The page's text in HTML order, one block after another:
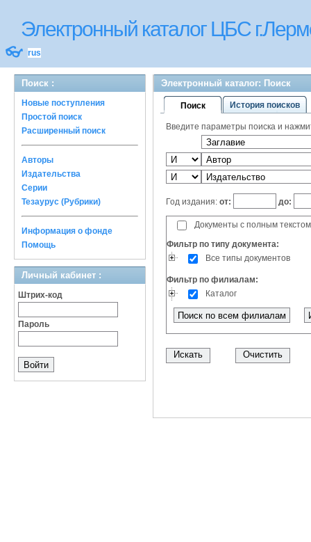
Электронный каталог ЦБС
👓 rus
Поиск :
Новые поступления
Простой поиск
Расширенный поиск
Авторы
Издательства
Серии
Тезаурус (Рубрики)
Информация о фонде
Помощь
Личный кабинет :
Штрих-код
Пароль
Электронный каталог: Поиск
Поиск История поисков
Введите параметры поиска и
Год издания: от: до:
Документы с полным текстом
Фильтр по типу документа:
Все типы документов
Фильтр по филиалам:
Каталог
Поиск по всем филиалам